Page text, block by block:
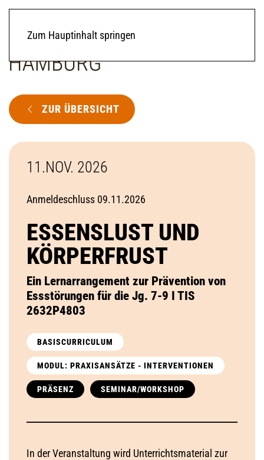
Zum Hauptinhalt springen
ZUR ÜBERSICHT
11.NOV. 2026
Anmeldeschluss 09.11.2026
ESSENSLUST UND
KÖRPERFRUST
Ein Lernarrangement zur Prävention von
Essstörungen für die Jg. 7-9 I TIS
2632P4803
BASISCURRICULUM
MODUL: PRAXISANSÄTZE - INTERVENTIONEN
PRÄSENZ SEMINAR/WORKSHOP
In der Veranstaltung wird Unterrichtsmaterial zur